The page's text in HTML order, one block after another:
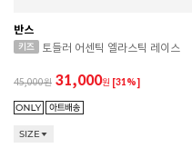
반스
토들러 어센틱 엘라스틱 레이스
45,000 31,000원 [31%]
SIZE